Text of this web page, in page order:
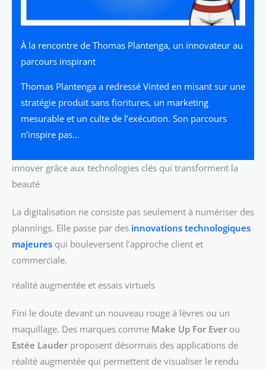
À la rencontre de Thomas Plantenga, un innovateur au
parcours inspirant
Thomas Plantenga a redressé Vinted en misant sur une
stratégie produit sans fioritures, un marketing
mesurable et un culte de l’exécution. Son parcours
n’inspire pas…
innover grâce aux technologies clés qui transforment la
beauté
La digitalisation ne consiste pas seulement à numériser des
plannings. Elle passe par des innovations technologiques
majeures qui bouleversent l’approche client et
commerciale.
réalité augmentée et essais virtuels
Fini le doute devant un nouveau rouge à lèvres ou un
maquillage. Des marques comme Make Up For Ever ou
Estée Lauder proposent désormais des applications de
réalité augmentée qui permettent de visualiser le rendu